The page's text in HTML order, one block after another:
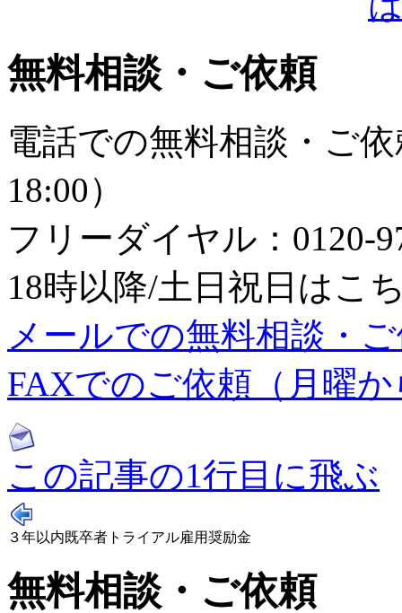
無料相談・ご依頼
電話での無料相談・ご
18:00）
フリーダイヤル：0120-
18時以降/土日祝日はこ
メールでの無料相談・
FAXでのご依頼（月曜
この記事の1行目に飛ぶ
３年以内既卒者トライアル雇用奨励金
無料相談・ご依頼